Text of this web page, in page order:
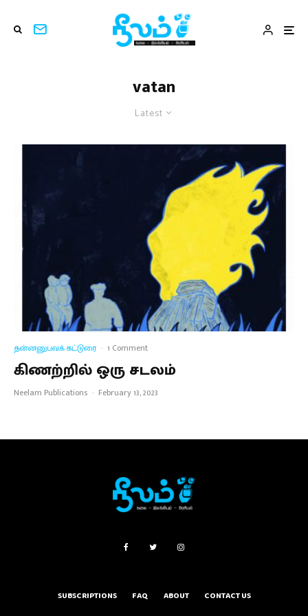
vatan
Latest
தன்னனுபவக் கட்டுரை · 1 Comment
கிணற்றில் ஒரு சடலம்
Neelam Publications · February 13, 2023
SUBSCRIPTIONS FAQ ABOUT CONTACT US